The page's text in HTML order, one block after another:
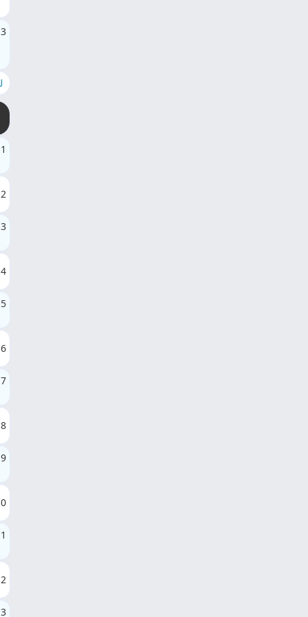
1
2
3
4
5
6
7
8
9